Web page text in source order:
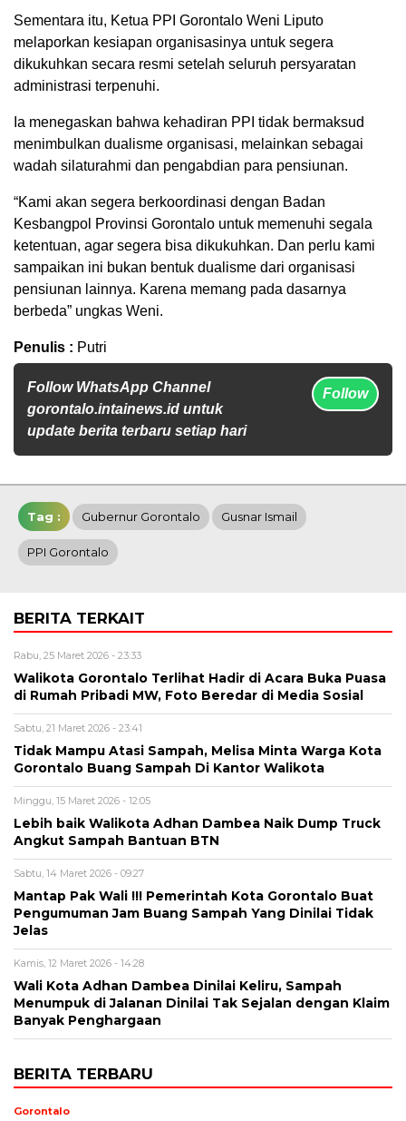
Sementara itu, Ketua PPI Gorontalo Weni Liputo
melaporkan kesiapan organisasinya untuk segera
dikukuhkan secara resmi setelah seluruh persyaratan
administrasi terpenuhi.
Ia menegaskan bahwa kehadiran PPI tidak bermaksud
menimbulkan dualisme organisasi, melainkan sebagai
wadah silaturahmi dan pengabdian para pensiunan.
“Kami akan segera berkoordinasi dengan Badan
Kesbangpol Provinsi Gorontalo untuk memenuhi segala
ketentuan, agar segera bisa dikukuhkan. Dan perlu kami
sampaikan ini bukan bentuk dualisme dari organisasi
pensiunan lainnya. Karena memang pada dasarnya
berbeda” ungkas Weni.
Penulis : Putri
Follow WhatsApp Channel
gorontalo.intainews.id untuk
update berita terbaru setiap hari
Follow
Tag : Gubernur Gorontalo Gusnar Ismail
PPI Gorontalo
BERITA TERKAIT
Rabu, 25 Maret 2026 - 23:33
Walikota Gorontalo Terlihat Hadir di Acara Buka Puasa
di Rumah Pribadi MW, Foto Beredar di Media Sosial
Sabtu, 21 Maret 2026 - 23:41
Tidak Mampu Atasi Sampah, Melisa Minta Warga Kota
Gorontalo Buang Sampah Di Kantor Walikota
Minggu, 15 Maret 2026 - 12:05
Lebih baik Walikota Adhan Dambea Naik Dump Truck
Angkut Sampah Bantuan BTN
Sabtu, 14 Maret 2026 - 09:27
Mantap Pak Wali !!! Pemerintah Kota Gorontalo Buat
Pengumuman Jam Buang Sampah Yang Dinilai Tidak
Jelas
Kamis, 12 Maret 2026 - 14:28
Wali Kota Adhan Dambea Dinilai Keliru, Sampah
Menumpuk di Jalanan Dinilai Tak Sejalan dengan Klaim
Banyak Penghargaan
BERITA TERBARU
Gorontalo